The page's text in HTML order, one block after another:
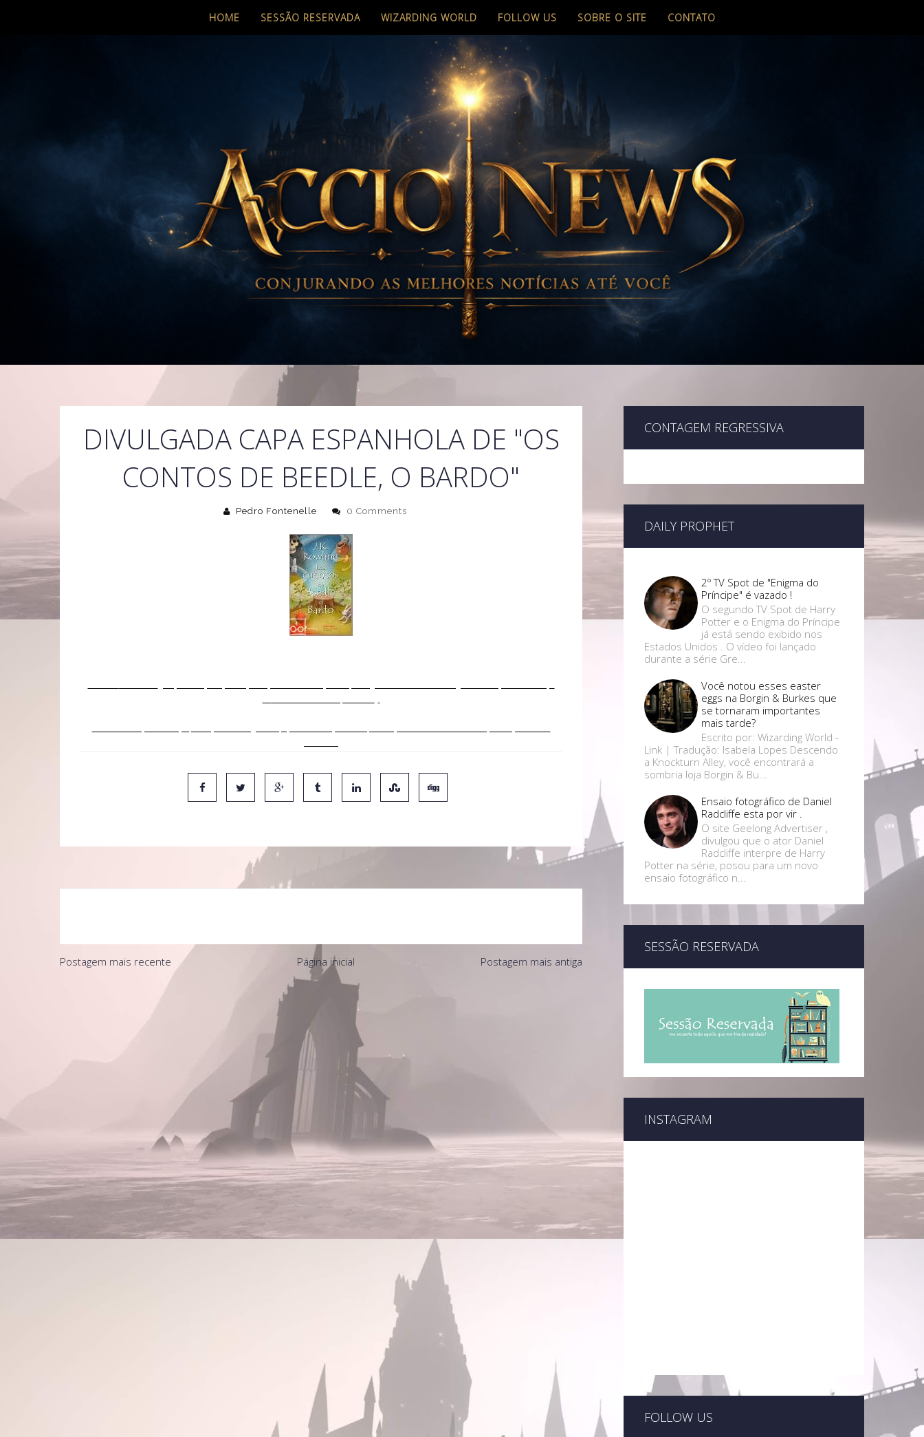
HOME SESSÃO RESERVADA WIZARDING WORLD FOLLOW US SOBRE O SITE CONTATO
DIVULGADA CAPA ESPANHOLA DE "OS
CONTOS DE BEEDLE, O BARDO"
Pedro Fontenelle 0 Comments
Postagem mais recente Postagem mais antiga
Página inicial
CONTAGEM REGRESSIVA
DAILY PROPHET
2º TV Spot de "Enigma do
Príncipe" é vazado !
O segundo TV Spot de Harry
Potter e o Enigma do Príncipe
já está sendo exibido nos
Estados Unidos . O vídeo foi lançado
durante a série Gre...
Você notou esses easter
eggs na Borgin & Burkes que
se tornaram importantes
mais tarde?
Escrito por: Wizarding World -
Link | Tradução: Isabela Lopes Descendo
a Knockturn Alley, você encontrará a
sombria loja Borgin & Bu...
Ensaio fotográfico de Daniel
Radcliffe esta por vir .
O site Geelong Advertiser ,
divulgou que o ator Daniel
Radcliffe interpre de Harry
Potter na série, posou para um novo
ensaio fotográfico n...
SESSÃO RESERVADA
INSTAGRAM
FOLLOW US